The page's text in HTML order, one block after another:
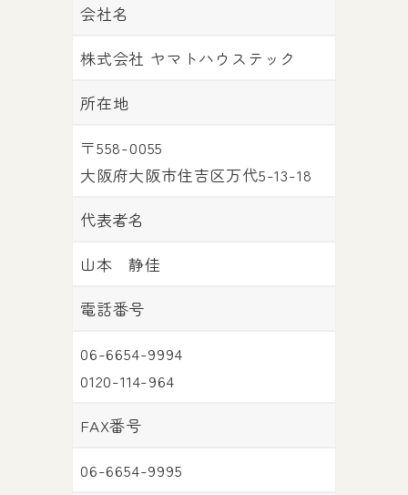
会社名
株式会社 ヤマトハウステック
所在地
〒558-0055
大阪府大阪市住吉区万代5-13-18
代表者名
山本 静佳
電話番号
06-6654-9994
0120-114-964
FAX番号
06-6654-9995